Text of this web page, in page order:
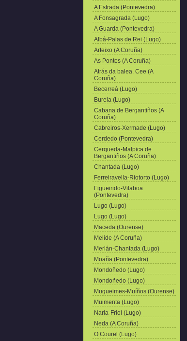
A Estrada (Pontevedra)
A Fonsagrada (Lugo)
A Guarda (Pontevedra)
Albá-Palas de Rei (Lugo)
Arteixo (A Coruña)
As Pontes (A Coruña)
Atrás da balea. Cee (A
Coruña)
Becerreá (Lugo)
Burela (Lugo)
Cabana de Bergantiños (A
Coruña)
Cabreiros-Xermade (Lugo)
Cerdedo (Pontevedra)
Cerqueda-Malpica de
Bergantiños (A Coruña)
Chantada (Lugo)
Ferreiravella-Riotorto (Lugo)
Figueirido-Vilaboa
(Pontevedra)
Lugo (Lugo)
Lugo (Lugo)
Maceda (Ourense)
Melide (A Coruña)
Merlán-Chantada (Lugo)
Moaña (Pontevedra)
Mondoñedo (Lugo)
Mondoñedo (Lugo)
Mugueimes-Muíños (Ourense)
Muimenta (Lugo)
Narla-Friol (Lugo)
Neda (A Coruña)
O Courel (Lugo)